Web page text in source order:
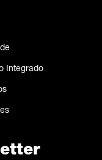
Integrado